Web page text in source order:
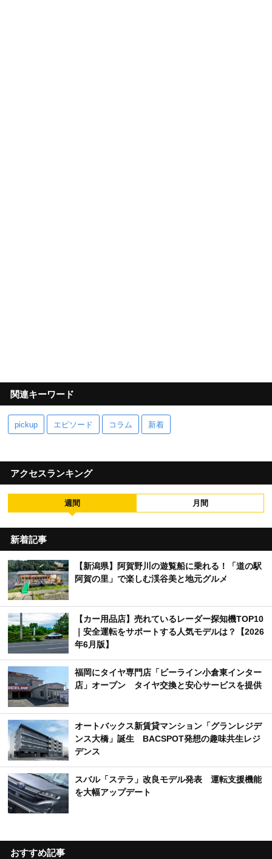
関連キーワード
pickup エピソード コラム 新着
アクセスランキング
週間 月間
新着記事
【新潟県】阿賀野川の遊覧船に乗れる！「道の駅
阿賀の里」で楽しむ渓谷美と地元グルメ
【カー用品店】売れているレーダー探知機TOP10
｜安全運転をサポートする人気モデルは？【2026
年6月版】
福岡にタイヤ専門店「ビーライン小倉東インター
店」オープン タイヤ交換と安心サービスを提供
オートバックス新賃貸マンション「グランレジデ
ンス大橋」誕生 BACSPOT発想の趣味共生レジ
デンス
スバル「ステラ」改良モデル発表 運転支援機能
を大幅アップデート
おすすめ記事